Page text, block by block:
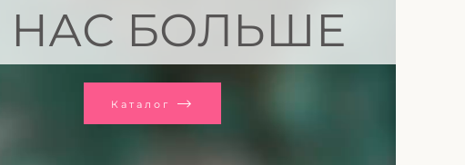
НАС БОЛЬШЕ
Каталог